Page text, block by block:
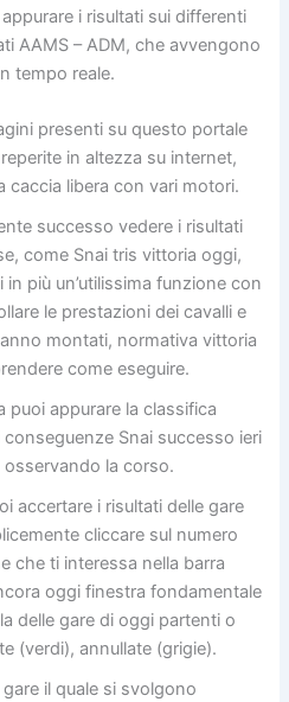
i risultati sui differenti
AAMS – ADM, che avvengono
tempo reale.
presenti su questo portale
in altezza su internet,
caccia libera con vari motori.
successo vedere i risultati
come Snai tris vittoria oggi,
più un’utilissima funzione con
le prestazioni dei cavalli e
montati, normativa vittoria
come eseguire.
puoi appurare la classifica
Snai successo ieri
la corso.
accertare i risultati delle gare
cliccare sul numero
che ti interessa nella barra
oggi finestra fondamentale
delle gare di oggi partenti o
(verdi), annullate (grigie).
il quale si svolgono